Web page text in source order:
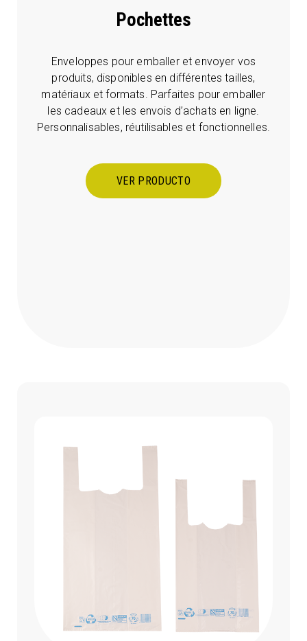
Pochettes
Enveloppes pour emballer et envoyer vos
produits, disponibles en différentes tailles,
matériaux et formats. Parfaites pour emballer
les cadeaux et les envois d’achats en ligne.
Personnalisables, réutilisables et fonctionnelles.
VER PRODUCTO